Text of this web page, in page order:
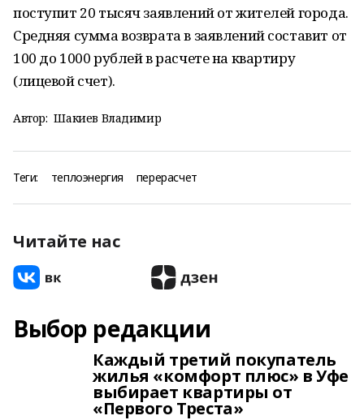
поступит 20 тысяч заявлений от жителей города.
Средняя сумма возврата в заявлений составит от
100 до 1000 рублей в расчете на квартиру
(лицевой счет).
Автор: Шакиев Владимир
Теги: теплоэнергия перерасчет
Читайте нас
Выбор редакции
Каждый третий покупатель
жилья «комфорт плюс» в Уфе
выбирает квартиры от
«Первого Треста»